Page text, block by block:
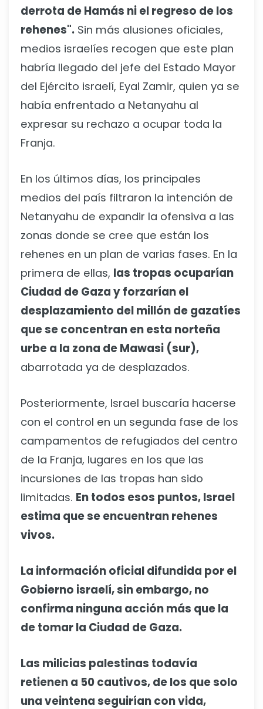
derrota de Hamás ni el regreso de los
rehenes". Sin más alusiones oficiales,
medios israelíes recogen que este plan
habría llegado del jefe del Estado Mayor
del Ejército israelí, Eyal Zamir, quien ya se
había enfrentado a Netanyahu al
expresar su rechazo a ocupar toda la
Franja.
En los últimos días, los principales
medios del país filtraron la intención de
Netanyahu de expandir la ofensiva a las
zonas donde se cree que están los
rehenes en un plan de varias fases. En la
primera de ellas, las tropas ocuparían
Ciudad de Gaza y forzarían el
desplazamiento del millón de gazatíes
que se concentran en esta norteña
urbe a la zona de Mawasi (sur),
abarrotada ya de desplazados.
Posteriormente, Israel buscaría hacerse
con el control en un segunda fase de los
campamentos de refugiados del centro
de la Franja, lugares en los que las
incursiones de las tropas han sido
limitadas. En todos esos puntos, Israel
estima que se encuentran rehenes
vivos.
La información oficial difundida por el
Gobierno israelí, sin embargo, no
confirma ninguna acción más que la
de tomar la Ciudad de Gaza.
Las milicias palestinas todavía
retienen a 50 cautivos, de los que solo
una veintena seguirían con vida,